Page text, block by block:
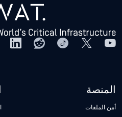
المنصة
أمن الملفات